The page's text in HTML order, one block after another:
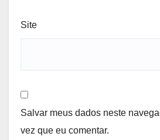
Site
Salvar meus dados neste
vez que eu comentar.